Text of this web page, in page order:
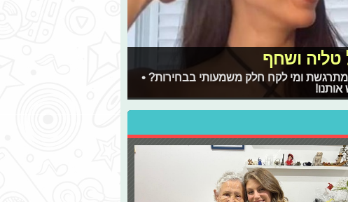
מתרגשת ומי לקח חלק משמעותי בבחירות? •